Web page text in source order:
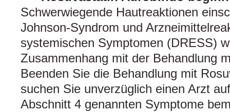
Schwerwiegende Hautreaktionen
Johnson-Syndrom und
systemischen Symptomen (DRESS)
Zusammenhang mit der Behandlung
Beenden Sie die Behandlung mit
suchen Sie unverzüglich einen Arzt
Abschnitt 4 genannten Symptome